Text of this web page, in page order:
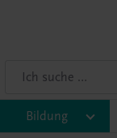
Bildung